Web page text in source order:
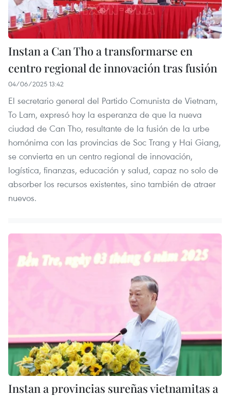
Instan a Can Tho a transformarse en
centro regional de innovación tras fusión
04/06/2025 13:42
El secretario general del Partido Comunista de Vietnam,
To Lam, expresó hoy la esperanza de que la nueva
ciudad de Can Tho, resultante de la fusión de la urbe
homónima con las provincias de Soc Trang y Hai Giang,
se convierta en un centro regional de innovación,
logística, finanzas, educación y salud, capaz no solo de
absorber los recursos existentes, sino también de atraer
nuevos.
Instan a provincias sureñas vietnamitas a